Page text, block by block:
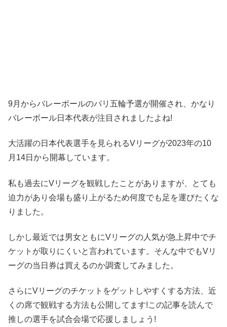
9月からバレーボールのパリ五輪予選が開催され、かなり
バレーボール日本代表が注目されましたよね!
大活躍の日本代表選手を見られるVリーグが2023年の10
月14日から開幕しています。
私も過去にVリーグを観戦したことがありますが、とても
迫力があり会場も盛り上がるため何度でも足を運びたくな
りました。
しかし最近では男女ともにVリーグの人気が急上昇中でチ
ケットが取りにくいと言われています。 そんな中でもVリ
ーグの当日券は買えるのか調査 してみました。
さらにVリーグのチケットをゲットしやすくする方法、近
くの席で観戦する方法も公開してます!この記事を読んで
推しの選手を試合会場で応援しましょう!